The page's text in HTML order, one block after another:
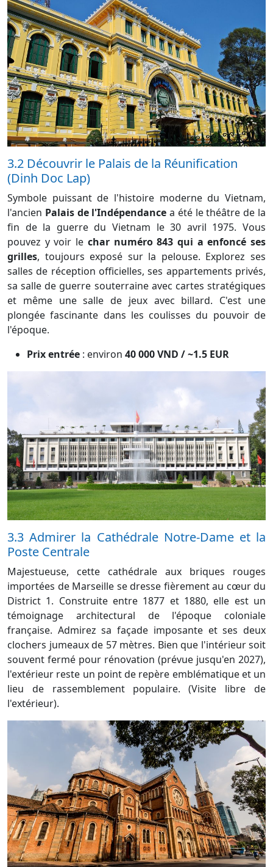
3.2 Découvrir le Palais de la Réunification
(Dinh Doc Lap)
Symbole puissant de l'histoire moderne du Vietnam,
l'ancien Palais de l'Indépendance a été le théâtre de la
fin de la guerre du Vietnam le 30 avril 1975. Vous
pouvez y voir le char numéro 843 qui a enfoncé ses
grilles, toujours exposé sur la pelouse. Explorez ses
salles de réception officielles, ses appartements privés,
sa salle de guerre souterraine avec cartes stratégiques
et même une salle de jeux avec billard. C'est une
plongée fascinante dans les coulisses du pouvoir de
l'époque.
Prix entrée : environ 40 000 VND / ~1.5 EUR
3.3 Admirer la Cathédrale Notre-Dame et la
Poste Centrale
Majestueuse, cette cathédrale aux briques rouges
importées de Marseille se dresse fièrement au cœur du
District 1. Construite entre 1877 et 1880, elle est un
témoignage architectural de l'époque coloniale
française. Admirez sa façade imposante et ses deux
clochers jumeaux de 57 mètres. Bien que l'intérieur soit
souvent fermé pour rénovation (prévue jusqu'en 2027),
l'extérieur reste un point de repère emblématique et un
lieu de rassemblement populaire. (Visite libre de
l'extérieur).